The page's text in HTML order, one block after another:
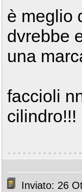
è meglio
dvrebbe
una
faccioli
cilindro!!!
Inviato: 26